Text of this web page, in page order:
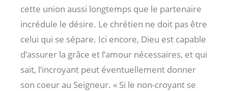
cette union aussi longtemps que le partenaire
incrédule le désire. Le chrétien ne doit pas être
celui qui se sépare. Ici encore, Dieu est capable
d’assurer la grâce et l’amour nécessaires, et qui
sait, l’incroyant peut éventuellement donner
son coeur au Seigneur. « Si le non-croyant se